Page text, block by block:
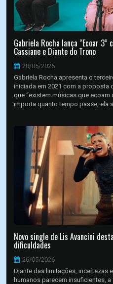
Gabriela Rocha lança “Ecoar
Cassiane e Diante do Trono
28/05/2026
Gabriela Rocha apresenta o
iniciada em 2021 com a proposta
que “existem músicas que
importa quanto tempo passe, ela
Novo single de Lis Avancini
dificuldades
26/05/2026
Diante das limitações, incertezas
humanos parecem insuficientes,